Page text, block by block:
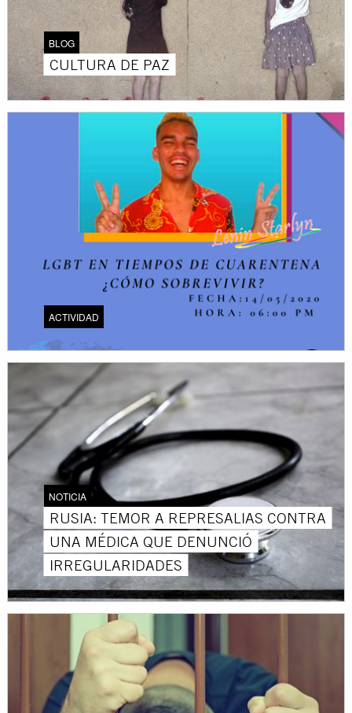
BLOG
CULTURA DE PAZ
ACTIVIDAD
NOTICIA
RUSIA: TEMOR A REPRESALIAS CONTRA
UNA MÉDICA QUE DENUNCIÓ
IRREGULARIDADES